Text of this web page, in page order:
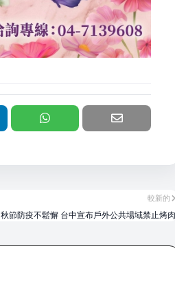
較新的
秋節防疫不鬆懈 台中宣布戶外公共場域禁止烤肉